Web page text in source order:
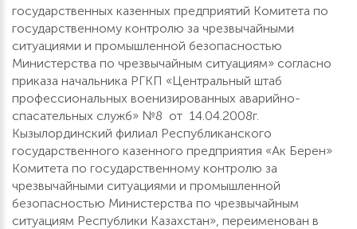
государственных казенных предприятий Комитета по
государственному контролю за чрезвычайными
ситуациями и промышленной безопасностью
Министерства по чрезвычайным ситуациям» согласно
приказа начальника РГКП «Центральный штаб
профессиональных военизированных аварийно-
спасательных служб» №8 от 14.04.2008г.
Кызылординский филиал Республиканского
государственного казенного предприятия «Ак Берен»
Комитета по государственному контролю за
чрезвычайными ситуациями и промышленной
безопасностью Министерства по чрезвычайным
ситуациям Республики Казахстан», переименован в